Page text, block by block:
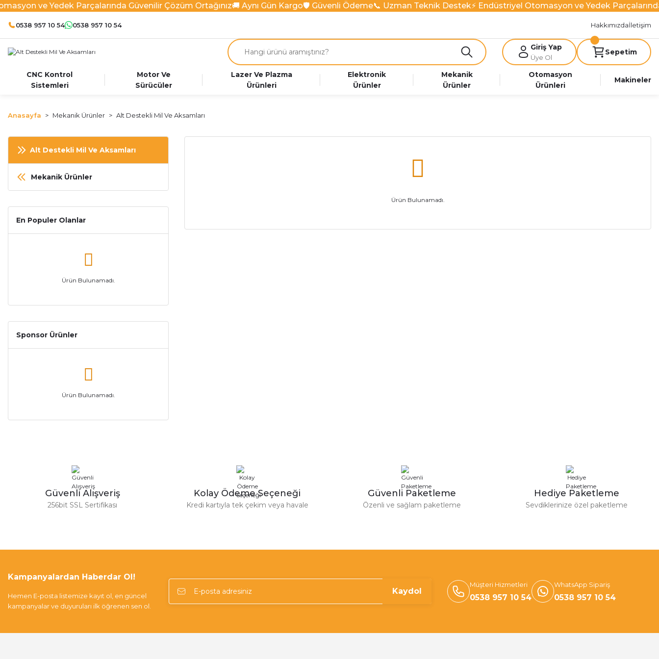
ve Yedek Parçalarında Güvenilir Çözüm Ortağınız🚚 Aynı Gün Kargo🛡️ Güvenli Ödeme📞 Uzman Teknik Destek⚡ Endüstriyel Otomasyon ve Yedek
0538 957 10 54 0538 957 10 54 Hakkımızdaİletişim
Giriş Yap
Üye Ol
Sepetim
CNC Kontrol
Sistemleri
Motor Ve
Sürücüler
Lazer Ve Plazma
Ürünleri
Elektronik
Ürünler
Mekanik
Ürünler
Otomasyon
Ürünleri
Makineler
Anasayfa Mekanik Ürünler Alt Destekli Mil Ve Aksamları
Alt Destekli Mil Ve Aksamları
Mekanik Ürünler
En Populer Olanlar
Ürün Bulunamadı.
Sponsor Ürünler
Ürün Bulunamadı.
Ürün Bulunamadı.
Güvenli Alışveriş
256bit SSL Sertifikası
Kolay Ödeme Seçeneği
Kredi kartıyla tek çekim veya havale
Güvenli Paketleme
Özenli ve sağlam paketleme
Hediye Paketleme
Sevdiklerinize özel paketleme
Kampanyalardan Haberdar Ol!
Hemen E-posta listemize kayıt ol, en güncel
kampanyalar ve duyuruları ilk öğrenen sen ol.
Kaydol
Müşteri Hizmetleri
0538 957 10 54
WhatsApp Sipariş
0538 957 10 54